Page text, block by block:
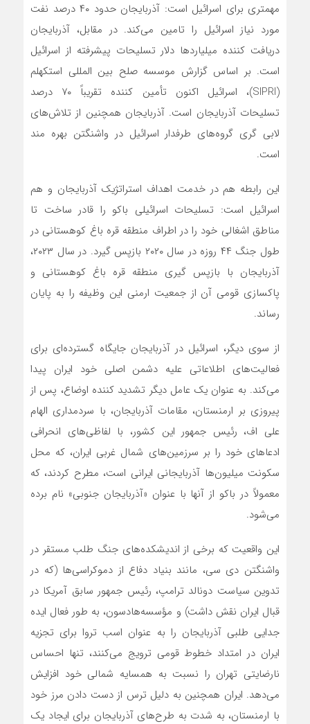
مهمتری برای اسرائیل است: آذربایجان حدود ۴۰ درصد نفت
مورد نیاز اسرائیل را تامین‌ می‌کند. در مقابل، آذربایجان
دریافت کننده میلیاردها دلار تسلیحات پیشرفته از اسرائیل
است. بر اساس گزارش موسسه صلح بین المللی استکهلم
(SIPRI)، اسرائیل اکنون تأمین کننده تقریباً ۷۰ درصد
تسلیحات آذربایجان است. آذربایجان همچنین از تلاش‌‌های
لابی گری گروه‌‌های طرفدار اسرائیل در واشنگتن بهره مند
است.
این رابطه هم در خدمت اهداف استراتژیک آذربایجان و هم
اسرائیل است: تسلیحات اسرائیلی باکو را قادر ساخت تا
مناطق اشغالی خود را در اطراف منطقه قره باغ کوهستانی در
طول جنگ ۴۴ روزه در سال ۲۰۲۰ بازپس گیرد. در سال ۲۰۲۳،
آذربایجان با بازپس گیری منطقه قره باغ کوهستانی و
پاکسازی قومی آن از جمعیت ارمنی این وظیفه را به پایان
رساند.
از سوی دیگر، اسرائیل در آذربایجان جایگاه گسترده‌ای برای
فعالیت‌‌های اطلاعاتی علیه دشمن اصلی خود ایران پیدا‌
می‌کند. به عنوان یک عامل دیگر تشدید کننده اوضاع، پس از
پیروزی بر ارمنستان، مقامات آذربایجان، با سردمداری الهام
علی اف، رئیس جمهور این کشور، با لفاظی‌‌های انحرافی
ادعاهای خود را بر سرزمین‌‌های شمال غربی ایران، که محل
سکونت میلیون‌‌ها آذربایجانی ایرانی است، مطرح کردند، که
معمولاً در باکو از آنها با عنوان «آذربایجان جنوبی» نام برده‌
می‌شود.
این واقعیت که برخی از اندیشکده‌‌های جنگ طلب مستقر در
واشنگتن دی سی، مانند بنیاد دفاع از دموکراسی‌‌ها (که در
تدوین سیاست دونالد ترامپ، رئیس جمهور سابق آمریکا در
قبال ایران نقش داشت) و مؤسسه‌‌هادسون، به طور فعال ایده
جدایی طلبی آذربایجان را به عنوان اسب تروا برای تجزیه
ایران در امتداد خطوط قومی ترویج‌ می‌کنند، تنها احساس
نارضایتی تهران را نسبت به همسایه شمالی خود افزایش
می‌دهد. ایران همچنین به دلیل ترس از دست دادن مرز خود
با ارمنستان، به شدت به طرح‌‌های آذربایجان برای ایجاد یک